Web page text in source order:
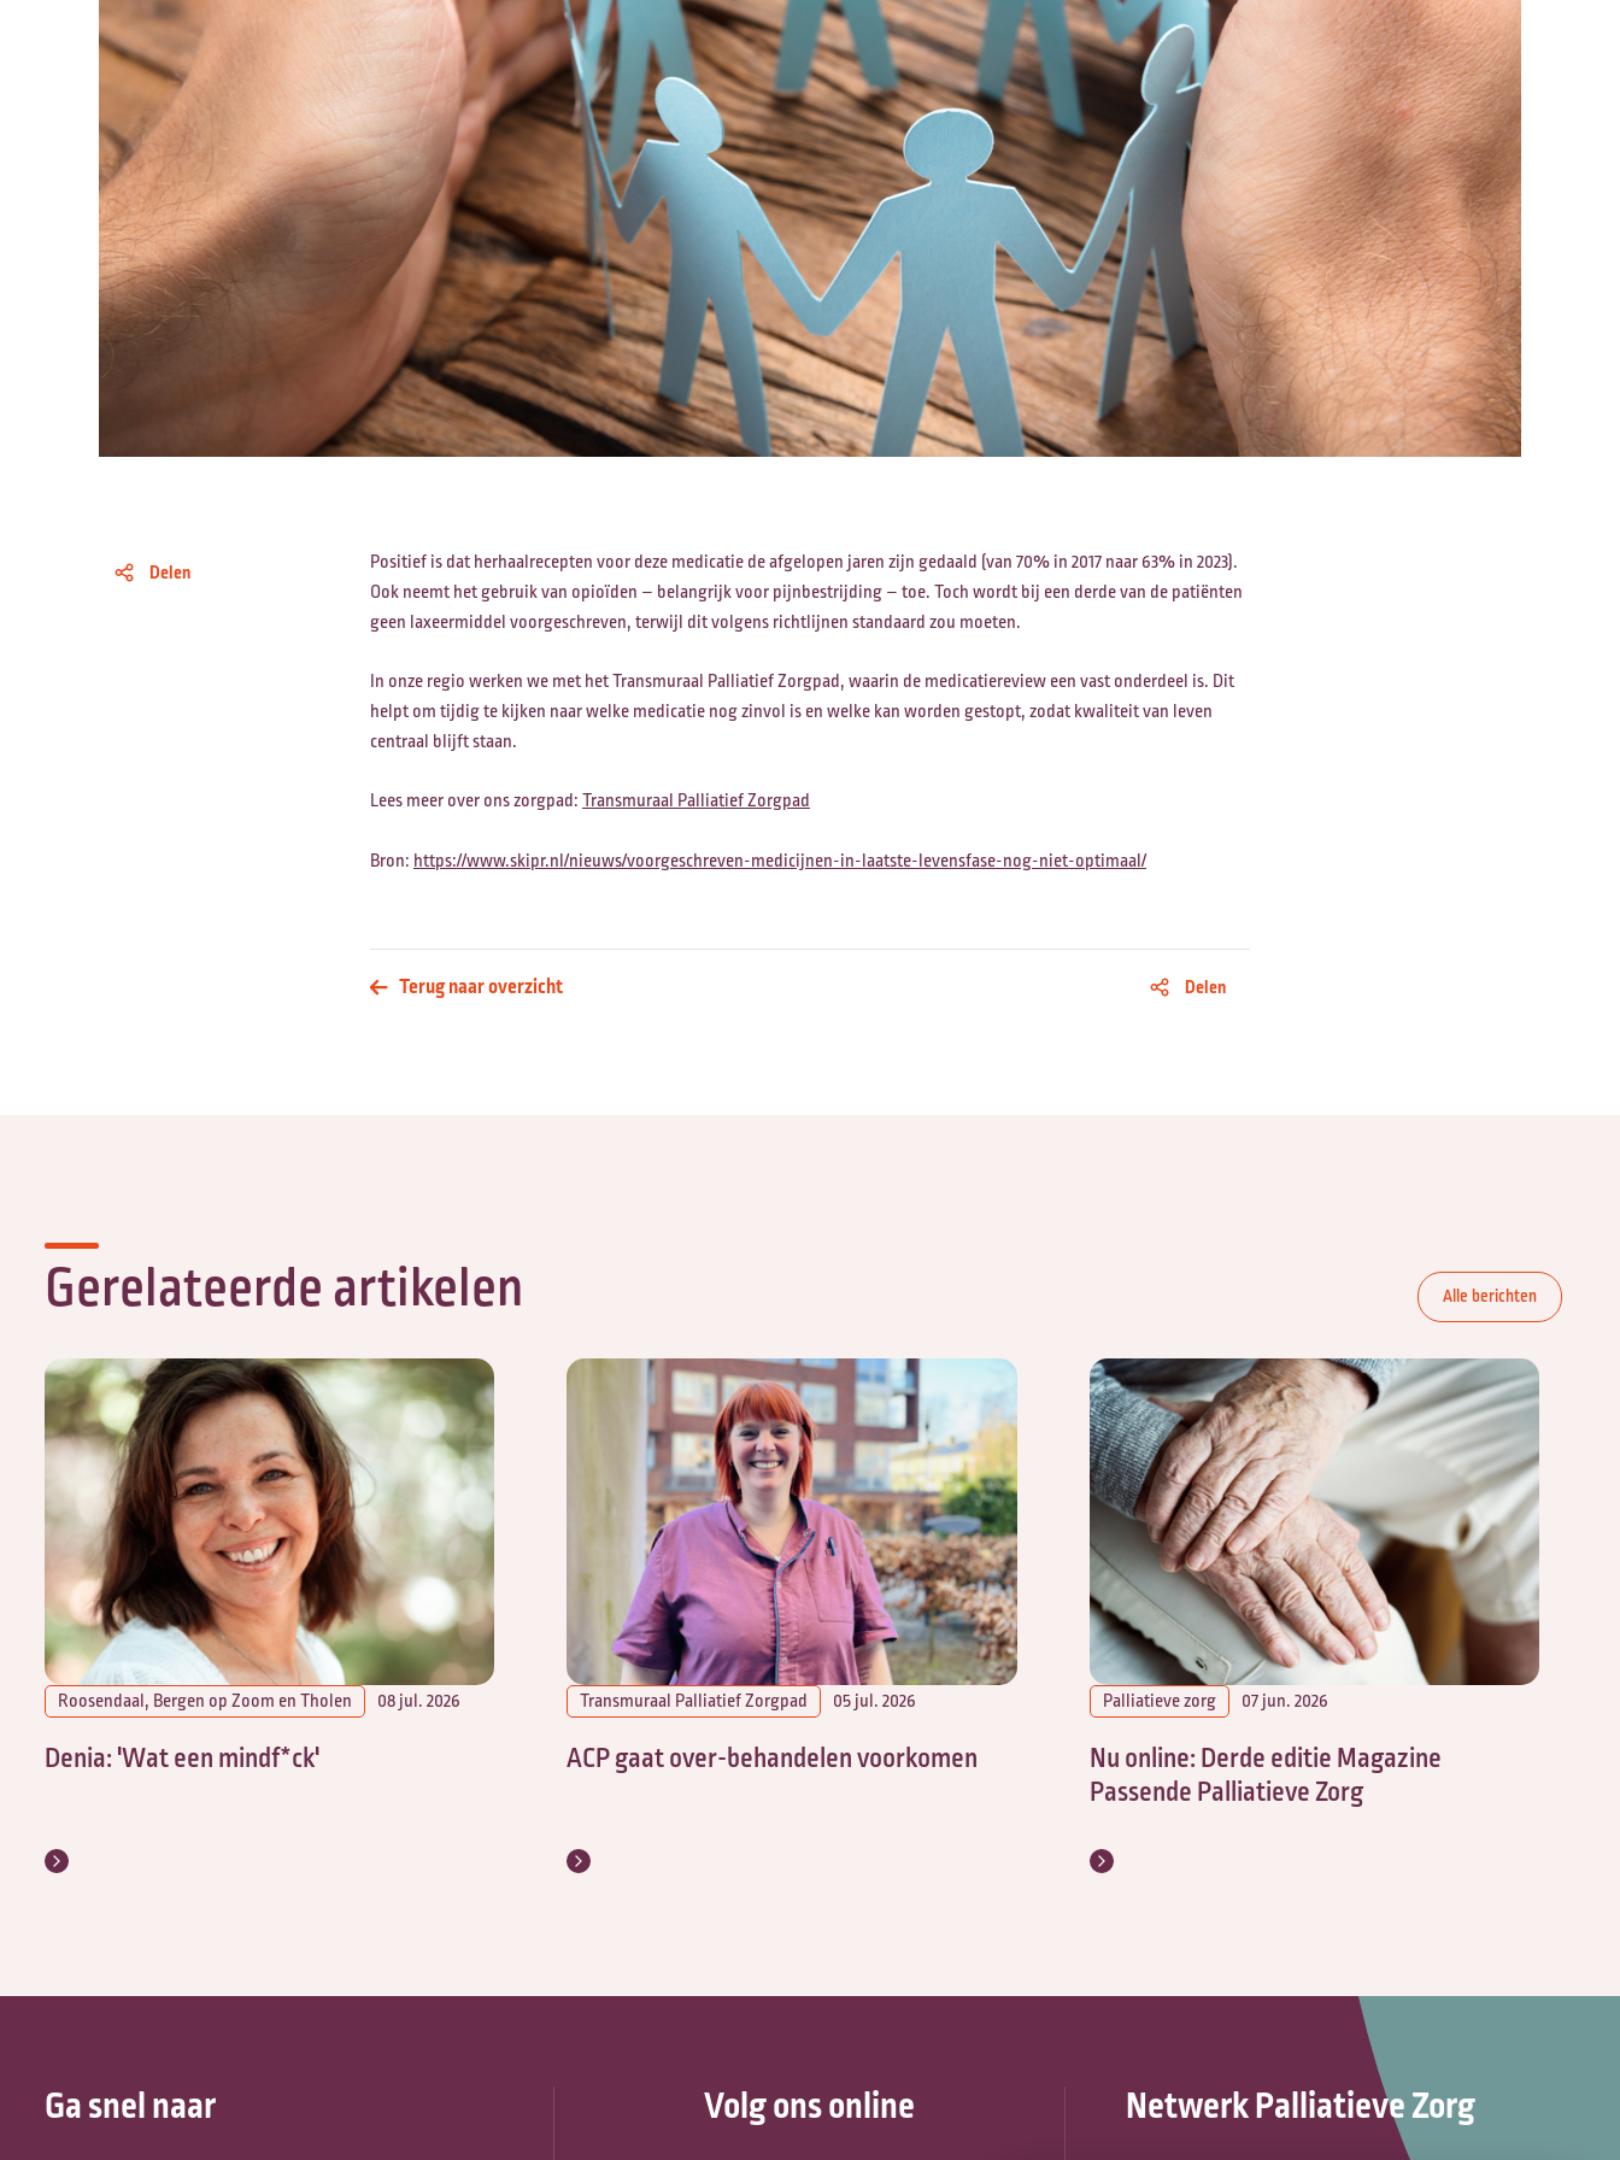
Petruskit
Delen
Positief is dat herhaalrecepten voor deze medicatie de afgelopen jaren zijn gedaald (van 70% in 2017 naar 63% in 2023).
Ook neemt het gebruik van opioïden – belangrijk voor pijnbestrijding – toe. Toch wordt bij een derde van de patiënten
geen laxeermiddel voorgeschreven, terwijl dit volgens richtlijnen standaard zou moeten.
In onze regio werken we met het Transmuraal Palliatief Zorgpad, waarin de medicatiereview een vast onderdeel is. Dit
helpt om tijdig te kijken naar welke medicatie nog zinvol is en welke kan worden gestopt, zodat kwaliteit van leven
centraal blijft staan.
Lees meer over ons zorgpad:Transmuraal Palliatief Zorgpad
Bron: https://www.skipr.nl/nieuws/voorgeschreven-medicijnen-in-laatste-levensfase-nog-niet-optimaal/
Terug naar overzicht Delen
Gerelateerde artikelen Alle berichten
Roosendaal, Bergen op Zoom en Tholen 08 jul. 2026
Denia: 'Wat een mindf*ck'
Transmuraal Palliatief Zorgpad 05 jul. 2026
ACP gaat over-behandelen voorkomen
Palliatieve zorg 07 jun. 2026
Nu online: Derde editie Magazine
Passende Palliatieve Zorg
Ga snel naar Volg ons online Netwerk Palliatieve Zorg